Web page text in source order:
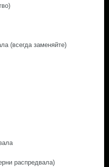
(всегда заменяйте)
распредвала)